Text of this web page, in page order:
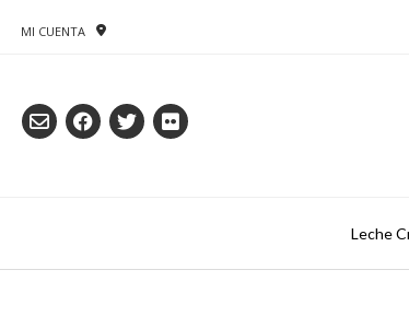
MI CUENTA
Leche